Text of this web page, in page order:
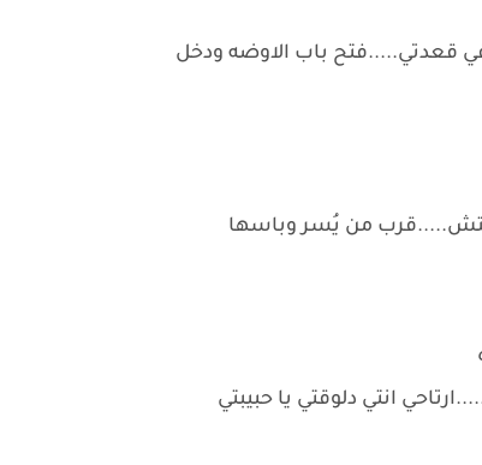
قعدتي.....فتح باب الاوضه ودخل
من يُسر وباسها
انتي دلوقتي يا حبيبتي